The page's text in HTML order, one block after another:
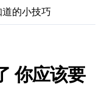
的小技巧
你应该要